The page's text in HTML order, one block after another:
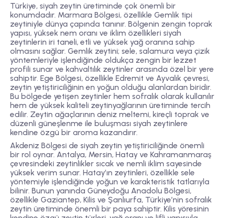
Türkiye, siyah zeytin üretiminde çok önemli bir
konumdadır. Marmara Bölgesi, özellikle Gemlik tipi
zeytiniyle dünya çapında tanınır. Bölgenin zengin toprak
yapısı, yüksek nem oranı ve iklim özellikleri siyah
zeytinlerin iri taneli, etli ve yüksek yağ oranına sahip
olmasını sağlar. Gemlik zeytini; sele, salamura veya çizik
yöntemleriyle işlendiğinde oldukça zengin bir lezzet
profili sunar ve kahvaltılık zeytinler arasında özel bir yere
sahiptir. Ege Bölgesi, özellikle Edremit ve Ayvalık çevresi,
zeytin yetiştiriciliğinin en yoğun olduğu alanlardan biridir.
Bu bölgede yetişen zeytinler hem sofralık olarak kullanılır
hem de yüksek kaliteli zeytinyağlarının üretiminde tercih
edilir. Zeytin ağaçlarının deniz meltemi, kireçli toprak ve
düzenli güneşlenme ile buluşması siyah zeytinlere
kendine özgü bir aroma kazandırır.
Akdeniz Bölgesi de siyah zeytin yetiştiriciliğinde önemli
bir rol oynar. Antalya, Mersin, Hatay ve Kahramanmaraş
çevresindeki zeytinlikler sıcak ve nemli iklim sayesinde
yüksek verim sunar. Hatay’ın zeytinleri, özellikle sele
yöntemiyle işlendiğinde yoğun ve karakteristik tatlarıyla
bilinir. Bunun yanında Güneydoğu Anadolu Bölgesi,
özellikle Gaziantep, Kilis ve Şanlıurfa, Türkiye’nin sofralık
zeytin üretiminde önemli bir paya sahiptir. Kilis yöresinin